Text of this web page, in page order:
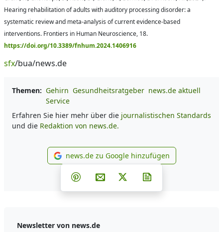
Hearing rehabilitation of adults with auditory processing disorder: a
systematic review and meta-analysis of current evidence-based
interventions. Frontiers in Human Neuroscience, 18.
https://doi.org/10.3389/fnhum.2024.1406916
sfx/bua/news.de
Themen: Gehirn Gesundheitsratgeber news.de aktuell
Service
Erfahren Sie hier mehr über die journalistischen Standards
und die Redaktion von news.de.
news.de zu Google
news.de zu Google hinzufügen
Teilen auf Facebook
Teilen auf Whatsapp
Teilen auf Telegram
Teilen auf Pinterest
Per E-Mail teilen
Post auf X
Newsletter von news.de